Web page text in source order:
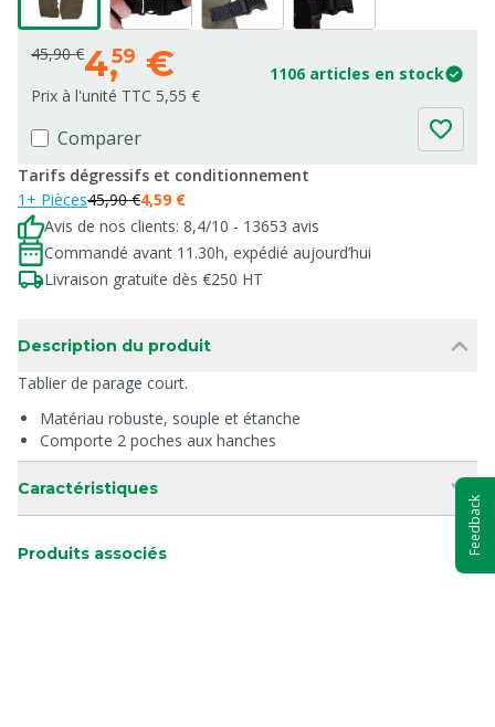
45,90 €4,59 €
1106 articles en stock
Prix à l'unité TTC 5,55 €
Comparer
Tarifs dégressifs et conditionnement
1+ Pièces45,90 €4,59 €
Avis de nos clients: 8,4/10 - 13653 avis
Commandé avant 11.30h, expédié aujourd’hui
Livraison gratuite dès €250 HT
Description du produit
Tablier de parage court.
Matériau robuste, souple et étanche
Comporte 2 poches aux hanches
Caractéristiques
Produits associés Feedback